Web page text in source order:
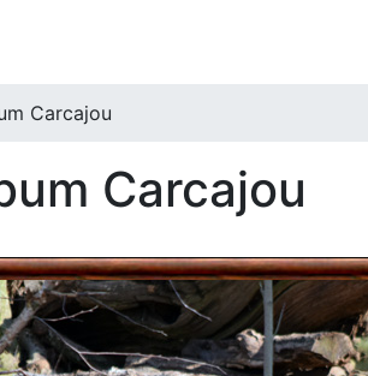
Carcajou
Carcajou